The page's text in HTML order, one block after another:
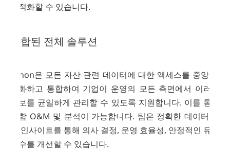
최적화할 수 있습니다.
통합된 전체 솔루션
zenon은 모든 자산 관련 데이터에 대한 액세스를 중앙 집
중화하고 통합하여 기업이 운영의 모든 측면에서 이러한
정보를 균일하게 관리할 수 있도록 지원합니다. 이를 통해
통합 O&M 및 분석이 가능합니다. 팀은 정확한 데이터 기
반 인사이트를 통해 의사 결정, 운영 효율성, 안정적인 유지
보수를 개선할 수 있습니다.